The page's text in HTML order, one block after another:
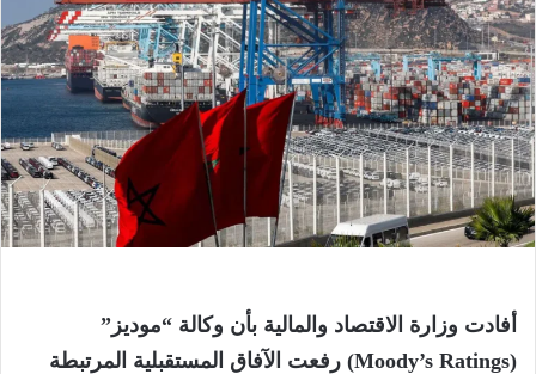
أفادت وزارة الاقتصاد والمالية بأن وكالة “موديز”
(Moody’s Ratings) رفعت الآفاق المستقبلية المرتبطة